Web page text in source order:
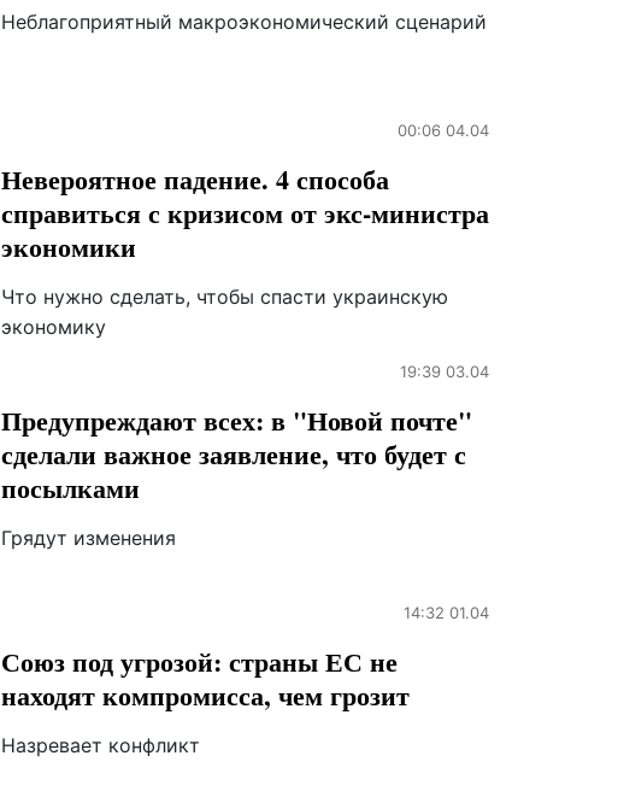
Неблагоприятный макроэкономический сценарий
00:06 04.04
Невероятное падение. 4 способа
справиться с кризисом от экс-министра
экономики
Что нужно сделать, чтобы спасти украинскую
экономику
19:39 03.04
Предупреждают всех: в "Новой почте"
сделали важное заявление, что будет с
посылками
Грядут изменения
14:32 01.04
Союз под угрозой: страны ЕС не
находят компромисса, чем грозит
Назревает конфликт